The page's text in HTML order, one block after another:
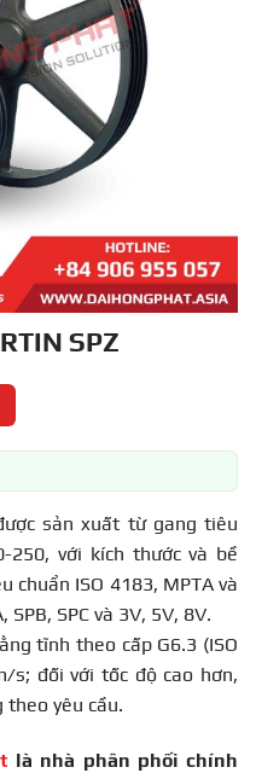
SPZ
sản xuất từ gang tiêu
250, với kích thước và bề
chuẩn ISO 4183, MPTA và
SPB, SPC và 3V, 5V, 8V.
tĩnh theo cấp G6.3 (ISO
s; đối với tốc độ cao hơn,
theo yêu cầu.
là nhà phân phối chính